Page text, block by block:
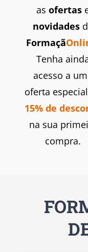
asofertas
novidades
Formaçã
Tenha
acesso a
oferta
15% de
na sua
compra.